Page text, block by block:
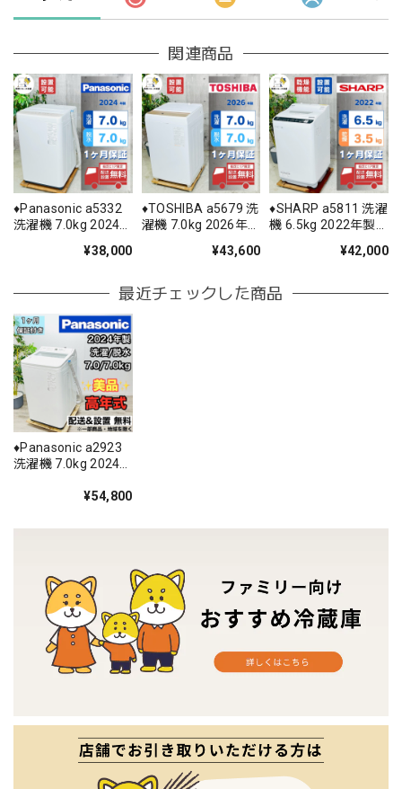
関連商品
♦️Panasonic a5332
洗濯機 7.0kg 2024
¥38,000
♦️TOSHIBA a5679 洗
濯機 7.0kg 2026年
¥43,600
♦️SHARP a5811 洗濯
機 6.5kg 2022年製
¥42,000
最近チェックした商品
♦️Panasonic a2923
洗濯機 7.0kg 2024
¥54,800